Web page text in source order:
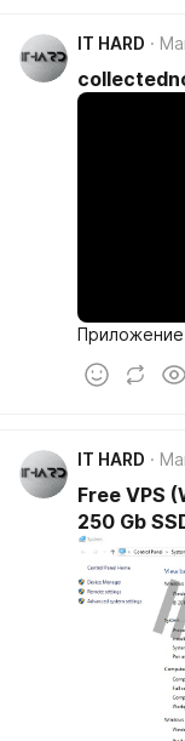
IT HARD
Приложение
IT HARD
Free VPS
250 Gb